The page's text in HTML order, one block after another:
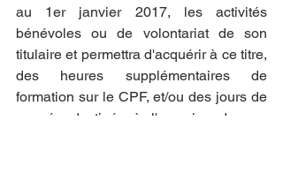
au 1er janvier 2017, les activités
bénévoles ou de volontariat de son
titulaire et permettra d'acquérir à ce titre,
des heures supplémentaires de
formation sur le CPF, et/ou des jours de
congés destinés à l'exercice de ces